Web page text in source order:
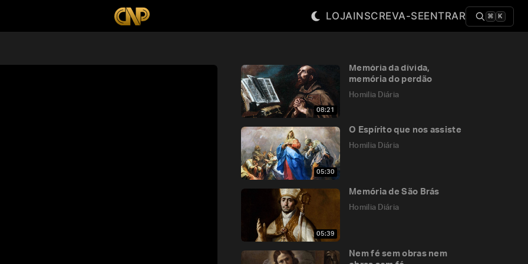
LOJAINSCREVA-SEENTRAR ⌘ K
08:21
Memória da dívida,
memória do perdão
Homilia Diária
05:30
O Espírito que nos assiste
Homilia Diária
05:39
Memória de São Brás
Homilia Diária
Nem fé sem obras nem